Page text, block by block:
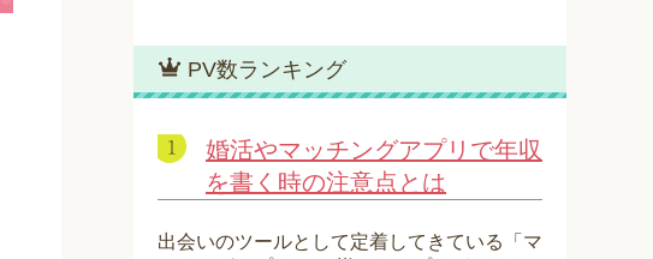
PV数ランキング
婚活やマッチングアプリで年収
を書く時の注意点とは
出会いのツールとして定着してきている「マ